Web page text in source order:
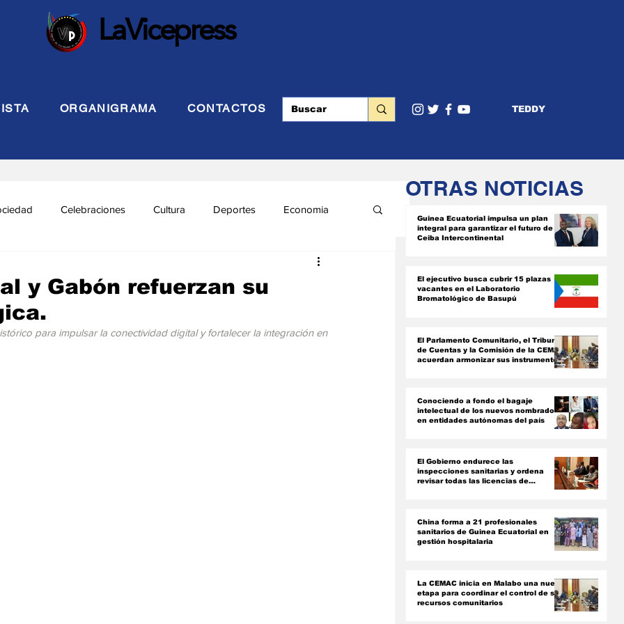
LaVicepress
ORGANIGRAMA CONTACTOS TEDDY
Celebraciones Cultura Deportes Economia
INTERIOR
y Gabón refuerzan su
para impulsar la conectividad digital y fortalecer la integración en
OTRAS NOTICIAS
Guinea Ecuatorial impulsa un plan
integral para garantizar el futuro de
Ceiba Intercontinental
El ejecutivo busca cubrir 15 plazas
vacantes en el Laboratorio
Bromatológico de Basupú
El Parlamento Comunitario, el Tribunal
de Cuentas y la Comisión de la CEMAC
acuerdan armonizar sus instrumentos
Conociendo a fondo el bagaje
intelectual de los nuevos nombrados
en entidades autónomas del país ‎
El Gobierno endurece las
inspecciones sanitarias y ordena
revisar todas las licencias de
China forma a 21 profesionales
sanitarios de Guinea Ecuatorial en
gestión hospitalaria
La CEMAC inicia en Malabo una nueva
etapa para coordinar el control de sus
recursos comunitarios